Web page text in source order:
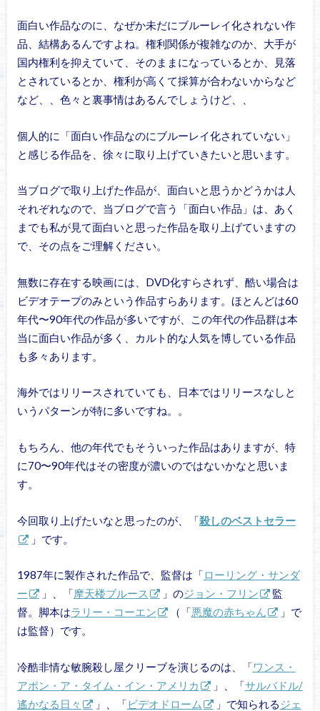
面白い作品なのに、なぜか未だにブルーレイ化されない作
品、結構あるんですよね。権利関係が複雑なのか、大手が
国内権利を抑えていて、そのままになっているとか、見落
とされているとか、権利が高くて採算が合わないからなど
など、、色々と裏事情はあるんでしょうけど、、
個人的に「面白い作品なのにブルーレイ化されていない」
と感じる作品を、徐々に取り上げていきたいと思います。
当ブログで取り上げた作品が、面白いと思うかどうかは人
それぞれなので、当ブログで言う「面白い作品」は、あく
までも私が見て面白いと思った作品を取り上げていますの
で、その点をご理解ください。
無数に存在する映画には、DVD化すらされず、酷い場合は
ビデオテープのみという作品すらあります。ほとんどは60
年代〜90年代の作品が多いですが、この年代の作品群は本
当に面白い作品が多く、カルト的な人気を博している作品
も多々あります。
海外ではリリースされていても、日本ではリリースなしと
いうパターンが特に多いですね。。
もちろん、他の年代でもそういった作品はありますが、特
に70〜90年代はその密度が濃いのではないかなと思いま
す。
今回取り上げたいなと思ったのが、「殺しのベストセラー
」です。
1987年に製作された作品で、監督は「ローリング・サンダ
ー
」、「摩天楼ブルース 」のジョン・フリン
監
督。脚本はラリー・コーエン （「悪魔の赤ちゃん
」で
は監督）です。
冷酷非情な敏腕殺し屋クリーブを演じるのは、「ワンス・
アポン・ア・タイム・イン・アメリカ
」、「サルバドル/
遙かなる日々
」、「 ビデオドローム 」で知られる ジェ